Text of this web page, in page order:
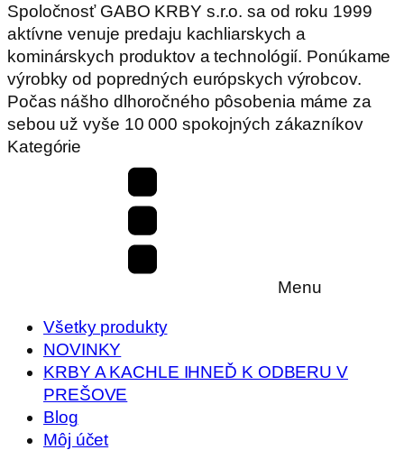
Spoločnosť GABO KRBY s.r.o. sa od roku 1999
aktívne venuje predaju kachliarskych a
kominárskych produktov a technológií. Ponúkame
výrobky od popredných európskych výrobcov.
Počas nášho dlhoročného pôsobenia máme za
sebou už vyše 10 000 spokojných zákazníkov
Kategórie
Menu
Všetky produkty
NOVINKY
KRBY A KACHLE IHNEĎ K ODBERU V
PREŠOVE
Blog
Môj účet